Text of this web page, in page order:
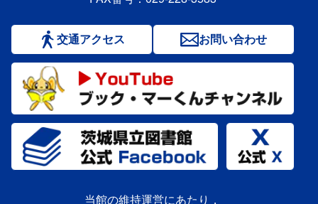
交通アクセス お問い合わせ
当館の維持運営にあたり，